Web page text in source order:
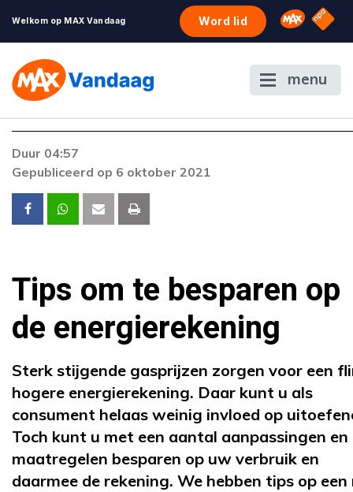
Welkom op MAX Vandaag Word lid Omroep
NPO
menu
De gewenste stream is op dit moment niet
neem dan contact op met onze klantenservice.
Duur 04:57
Gepubliceerd op 6 oktober 2021
Tips om te besparen op
de energierekening
Sterk stijgende gasprijzen zorgen voor een
hogere energierekening. Daar kunt u als
consument helaas weinig invloed op
Toch kunt u met een aantal aanpassingen en
maatregelen besparen op uw verbruik en
daarmee de rekening. We hebben tips op een